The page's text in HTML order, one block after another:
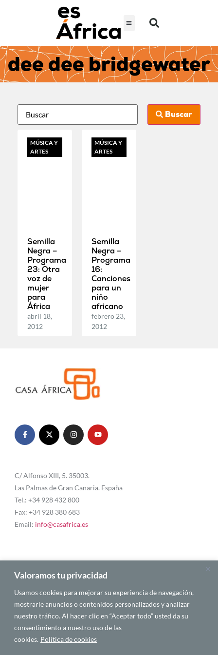
Valoramos tu privacidad
Usamos cookies para mejorar su experiencia de navegación,
mostrarle anuncios o contenidos personalizados y analizar
nuestro tráfico. Al hacer clic en “Aceptar todo” usted da su
consentimiento a nuestro uso de las
cookies. Política de cookies
dee dee bridgewater
Buscar
MÚSICA Y
ARTES
Semilla
Negra –
Programa
23: Otra
voz de
mujer
para
África
abril 18,
2012
MÚSICA Y
ARTES
Semilla
Negra –
Programa
16:
Canciones
para un
niño
africano
febrero 23,
2012
C/ Alfonso XIII, 5. 35003.
Las Palmas de Gran Canaria. España
Tel.: +34 928 432 800
Fax: +34 928 380 683
Email: info@casafrica.es
Blog
Quiénes somos
Autores
Español